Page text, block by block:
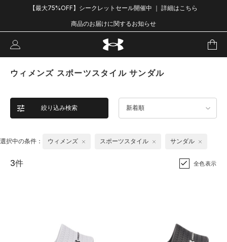
【最大75%OFF】シークレットセール開催中 ｜ 詳細はこちら
商品のお届けに関するお知らせ
ウィメンズ スポーツスタイル サンダル
絞り込み検索 新着順
選択中の条件： ウィメンズ スポーツスタイル サンダル
3件 全色表示